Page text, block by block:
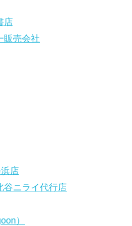
店
販売会社
店
谷ニライ代行店
）